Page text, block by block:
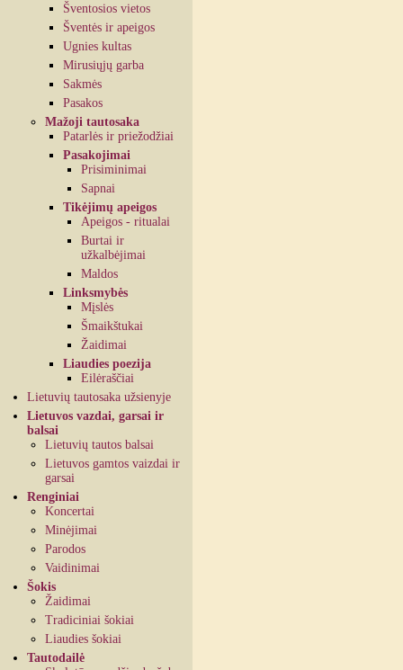
Šventosios vietos
Šventės ir apeigos
Ugnies kultas
Mirusiųjų garba
Sakmės
Pasakos
Mažoji tautosaka
Patarlės ir priežodžiai
Pasakojimai
Prisiminimai
Sapnai
Tikėjimų apeigos
Apeigos - ritualai
Burtai ir
užkalbėjimai
Maldos
Linksmybės
Mįslės
Šmaikštukai
Žaidimai
Liaudies poezija
Eilėraščiai
Lietuvių tautosaka užsienyje
Lietuvos vazdai, garsai ir
balsai
Lietuvių tautos balsai
Lietuvos gamtos vaizdai ir
garsai
Renginiai
Koncertai
Minėjimai
Parodos
Vaidinimai
Šokis
Žaidimai
Tradiciniai šokiai
Liaudies šokiai
Tautodailė